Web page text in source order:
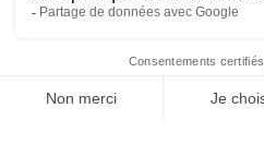
Prix :
Home Wishlist
Conditions générales de vente
Boutique Lyon